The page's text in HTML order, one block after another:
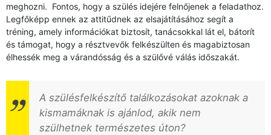
meghozni. Fontos, hogy a szülés idejére felnőjenek a feladathoz.
Legfőképp ennek az attitűdnek az elsajátításához segít a
tréning, amely információkat biztosít, tanácsokkal lát el, bátorít
és támogat, hogy a résztvevők felkészülten és magabiztosan
élhessék meg a várandósság és a szülővé válás időszakát.
A szülésfelkészítő találkozásokat azoknak a
kismamáknak is ajánlod, akik nem
szülhetnek természetes úton?